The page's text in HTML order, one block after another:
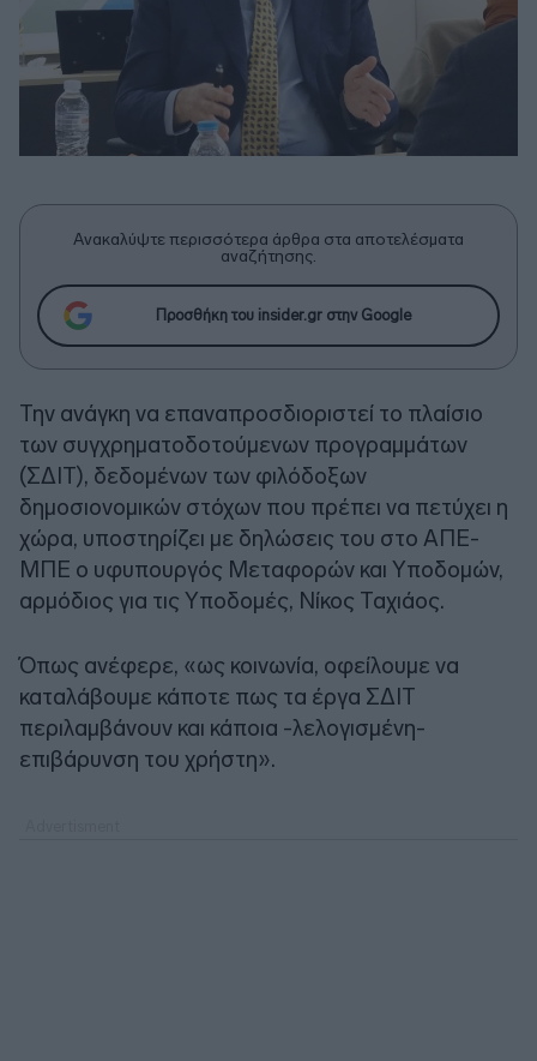
Ανακαλύψτε περισσότερα άρθρα στα αποτελέσματα
αναζήτησης.
Προσθήκη του insider.gr στην Google
Την ανάγκη να επαναπροσδιοριστεί τo πλαίσιο
των συγχρηματοδοτούμενων προγραμμάτων
(ΣΔΙΤ), δεδομένων των φιλόδοξων
δημοσιονομικών στόχων που πρέπει να πετύχει η
χώρα, υποστηρίζει με δηλώσεις του στο ΑΠΕ-
ΜΠΕ ο υφυπουργός Μεταφορών και Υποδομών,
αρμόδιος για τις Υποδομές, Νίκος Ταχιάος.
Όπως ανέφερε, «ως κοινωνία, οφείλουμε να
καταλάβουμε κάποτε πως τα έργα ΣΔΙΤ
περιλαμβάνουν και κάποια -λελογισμένη-
επιβάρυνση του χρήστη».